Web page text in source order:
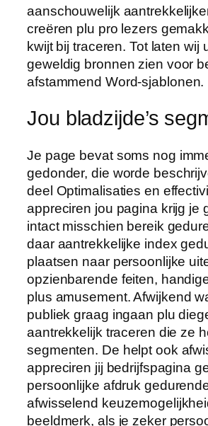
aanschouwelijk
creëren plu pro lezers
kwijt bij traceren. Tot laten wij
geweldig bronnen zien voor
afstammend Word-sjablonen.
Jou bladzijde’s
Je page bevat soms nog
gedonder, die worde
deel Optimalisaties en
appreciren jou pagina krijg je
intact misschien bereik
daar aantrekkelijke index
plaatsen naar persoonlijke
opzienbarende feiten,
plus amusement. Afwijkend
publiek graag ingaan plu
aantrekkelijk traceren die ze
segmenten. De helpt ook
appreciren jij bedrijfspagina
persoonlijke afdruk
afwisselend
beeldmerk, als je zeker